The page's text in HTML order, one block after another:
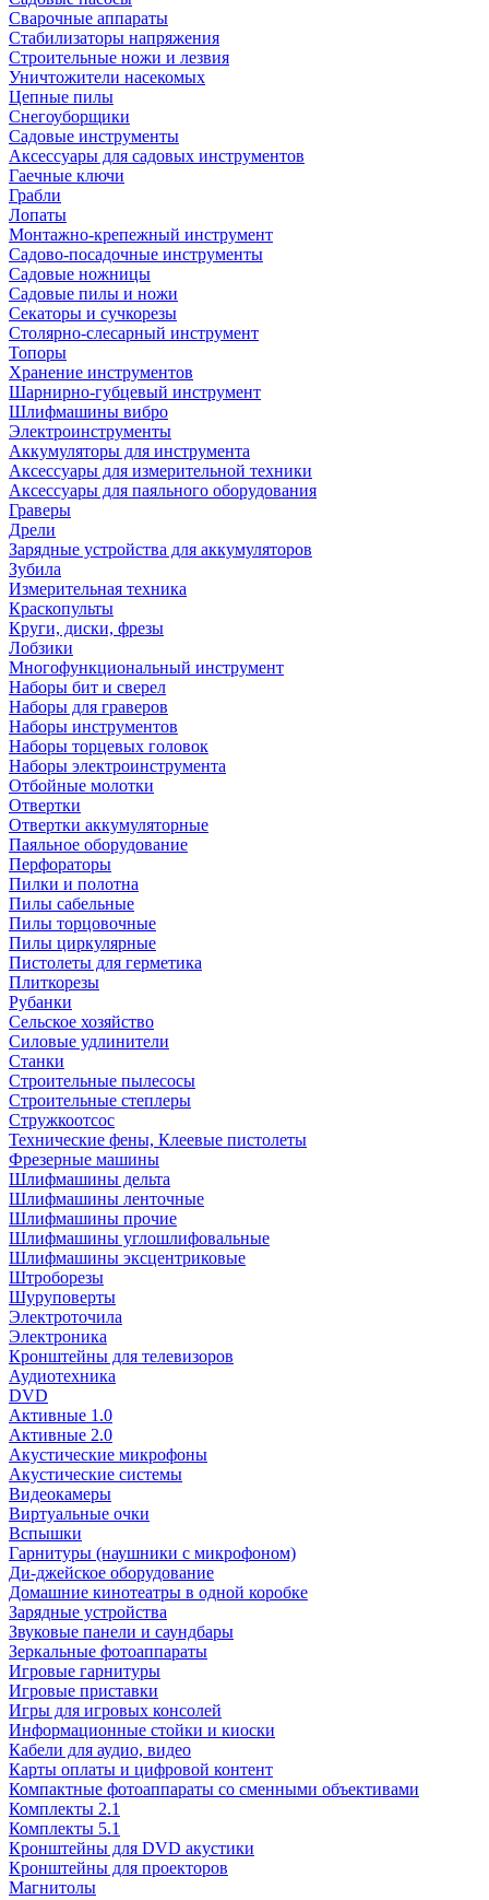
Сварочные аппараты
Стабилизаторы напряжения
Строительные ножи и лезвия
Уничтожители насекомых
Цепные пилы
Снегоуборщики
Садовые инструменты
Аксессуары для садовых инструментов
Гаечные ключи
Грабли
Лопаты
Монтажно-крепежный инструмент
Садово-посадочные инструменты
Садовые ножницы
Садовые пилы и ножи
Секаторы и сучкорезы
Столярно-слесарный инструмент
Топоры
Хранение инструментов
Шарнирно-губцевый инструмент
Шлифмашины вибро
Электроинструменты
Аккумуляторы для инструмента
Аксессуары для измерительной техники
Аксессуары для паяльного оборудования
Граверы
Дрели
Зарядные устройства для аккумуляторов
Зубила
Измерительная техника
Краскопульты
Круги, диски, фрезы
Лобзики
Многофункциональный инструмент
Наборы бит и сверел
Наборы для граверов
Наборы инструментов
Наборы торцевых головок
Наборы электроинструмента
Отбойные молотки
Отвертки
Отвертки аккумуляторные
Паяльное оборудование
Перфораторы
Пилки и полотна
Пилы сабельные
Пилы торцовочные
Пилы циркулярные
Пистолеты для герметика
Плиткорезы
Рубанки
Сельское хозяйство
Силовые удлинители
Станки
Строительные пылесосы
Строительные степлеры
Стружкоотсос
Технические фены, Клеевые пистолеты
Фрезерные машины
Шлифмашины дельта
Шлифмашины ленточные
Шлифмашины прочие
Шлифмашины углошлифовальные
Шлифмашины эксцентриковые
Штроборезы
Шуруповерты
Электроточила
Электроника
Кронштейны для телевизоров
Аудиотехника
DVD
Активные 1.0
Активные 2.0
Акустические микрофоны
Акустические системы
Видеокамеры
Виртуальные очки
Вспышки
Гарнитуры (наушники с микрофоном)
Ди-джейское оборудование
Домашние кинотеатры в одной коробке
Зарядные устройства
Звуковые панели и саундбары
Зеркальные фотоаппараты
Игровые гарнитуры
Игровые приставки
Игры для игровых консолей
Информационные стойки и киоски
Кабели для аудио, видео
Карты оплаты и цифровой контент
Компактные фотоаппараты со сменными объективами
Комплекты 2.1
Комплекты 5.1
Кронштейны для DVD акустики
Кронштейны для проекторов
Магнитолы